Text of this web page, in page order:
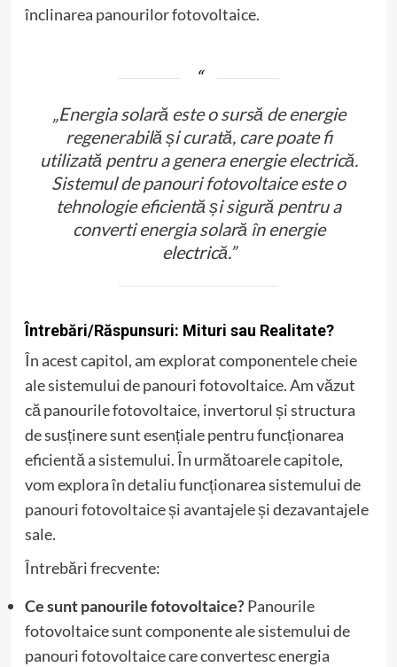
înclinarea panourilor fotovoltaice.
„Energia solară este o sursă de energie
regenerabilă și curată, care poate fi
utilizată pentru a genera energie electrică.
Sistemul de panouri fotovoltaice este o
tehnologie eficientă și sigură pentru a
converti energia solară în energie
electrică.”
Întrebări/Răspunsuri: Mituri sau Realitate?
În acest capitol, am explorat componentele cheie
ale sistemului de panouri fotovoltaice. Am văzut
că panourile fotovoltaice, invertorul și structura
de susținere sunt esențiale pentru funcționarea
eficientă a sistemului. În următoarele capitole,
vom explora în detaliu funcționarea sistemului de
panouri fotovoltaice și avantajele și dezavantajele
sale.
Întrebări frecvente:
Ce sunt panourile fotovoltaice?Panourile
fotovoltaice sunt componente ale sistemului de
panouri fotovoltaice care convertesc energia